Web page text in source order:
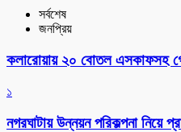
সর্বশেষ
জনপ্রিয়
কলারোয়ায় ২০ বোতল এসকাফসহ
১
নগরঘাটায় উন্নয়ন পরিকল্পনা নিয়ে